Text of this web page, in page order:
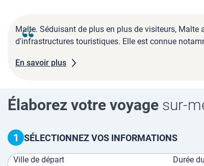
Malte. Séduisant de plus en plus de visiteurs,
d'infrastructures touristiques. Elle est connue
En savoir plus
Élaborez votre voyage sur-
1 SÉLECTIONNEZ VOS INFORMATIONS
Ville de départ Durée